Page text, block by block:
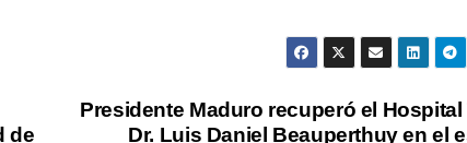
Presidente Maduro recuperó el Hospital
Dr. Luis Daniel Beauperthuy en el
de